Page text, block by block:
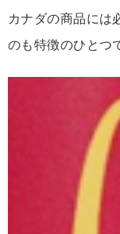
カナダの商品には
のも特徴のひとつ